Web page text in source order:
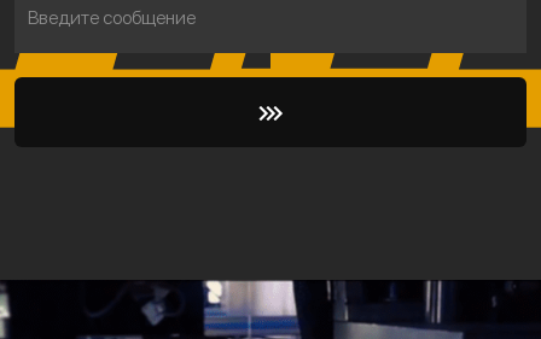
Введите сообщение